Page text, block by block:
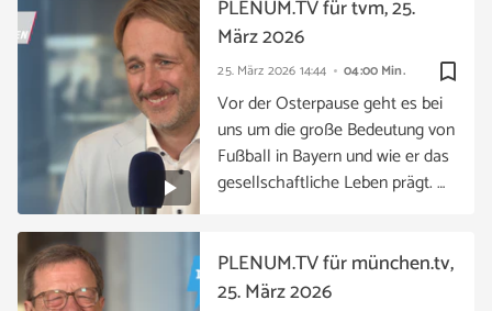
bookmark_border
25. März 2026 14:44 04:00 Min.
PLENUM.TV für tvm, 25.
März 2026
Vor der Osterpause geht es bei
uns um die große Bedeutung von
Fußball in Bayern und wie er das
gesellschaftliche Leben prägt. …
PLENUM.TV für münchen.tv,
25. März 2026